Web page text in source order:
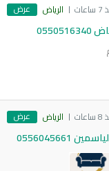
الرياض عرض
الرياض عرض